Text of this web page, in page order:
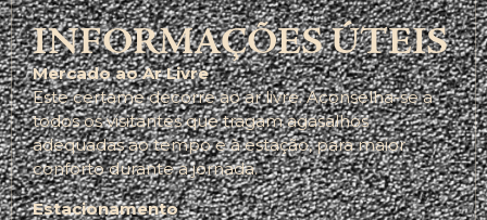
INFORMAÇÕES ÚTEIS
Mercado ao Ar Livre
Este certame decorre ao ar livre. Aconselha-se a
todos os visitantes que tragam agasalhos
adequadas ao tempo e à estação, para maior
conforto durante a jornada.
Estacionamento